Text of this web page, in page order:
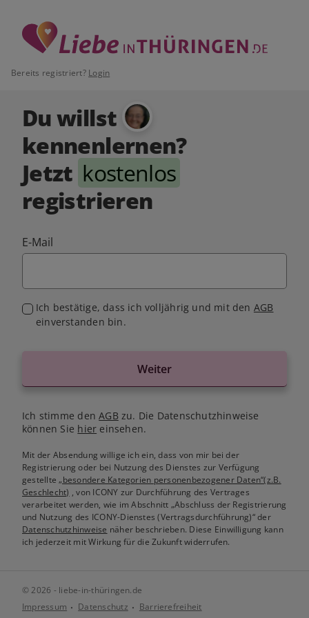
Bereits registriert? Login
Du willst
kennenlernen?
Jetzt kostenlos
registrieren
E-Mail
Ich bestätige, dass ich volljährig und mit den AGB
einverstanden bin.
Weiter
Ich stimme denAGB zu. Die Datenschutzhinweise
können Sie hier einsehen.
Mit der Absendung willige ich ein, dass von mir bei der
Registrierung oder bei Nutzung des Dienstes zur Verfügung
gestellte„besondere Kategorien personenbezogener Daten“(z.B.
Geschlecht) , von ICONY zur Durchführung des Vertrages
verarbeitet werden, wie im Abschnitt „Abschluss der Registrierung
und Nutzung des ICONY-Dienstes (Vertragsdurchführung)“ der
Datenschutzhinweise näher beschrieben. Diese Einwilligung kann
ich jederzeit mit Wirkung für die Zukunft widerrufen.
© 2026 - liebe-in-thüringen.de
Impressum
Datenschutz Barrierefreiheit